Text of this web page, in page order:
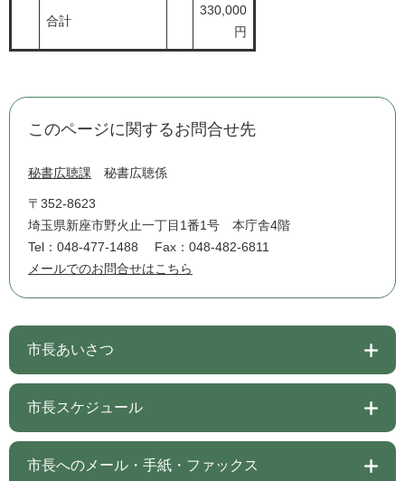
合計
330,000
円
このページに関するお問合せ先
秘書広聴課 秘書広聴係
〒352-8623
埼玉県新座市野火止一丁目1番1号 本庁舎4階
Tel：048-477-1488
Fax：048-482-6811
メールでのお問合せはこちら
市長あいさつ
市長スケジュール
市長へのメール・手紙・ファックス